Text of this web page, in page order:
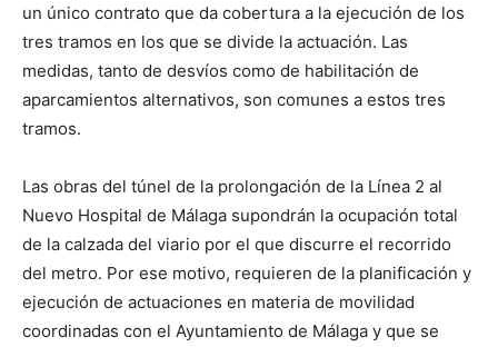
un único contrato que da cobertura a la ejecución de los
tres tramos en los que se divide la actuación. Las
medidas, tanto de desvíos como de habilitación de
aparcamientos alternativos, son comunes a estos tres
tramos.
Las obras del túnel de la prolongación de la Línea 2 al
Nuevo Hospital de Málaga supondrán la ocupación total
de la calzada del viario por el que discurre el recorrido
del metro. Por ese motivo, requieren de la planificación y
ejecución de actuaciones en materia de movilidad
coordinadas con el Ayuntamiento de Málaga y que se